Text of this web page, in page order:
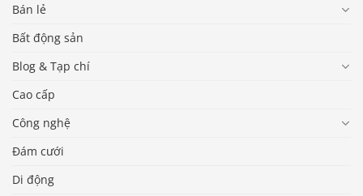
Bán lẻ
Bất động sản
Blog & Tạp chí
Cao cấp
Công nghệ
Đám cưới
Di động